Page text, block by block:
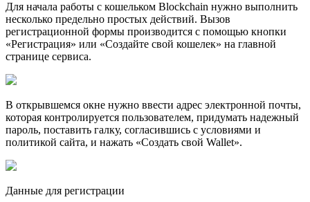
Для начала работы с кошельком Blockchain нужно выполнить
несколько предельно простых действий. Вызов
регистрационной формы производится с помощью кнопки
«Регистрация» или «Создайте свой кошелек» на главной
странице сервиса.
В открывшемся окне нужно ввести адрес электронной почты,
которая контролируется пользователем, придумать надежный
пароль, поставить галку, согласившись с условиями и
политикой сайта, и нажать «Создать свой Wallet».
Данные для регистрации